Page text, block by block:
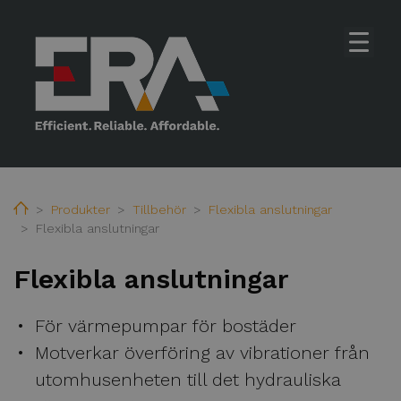
HomeProdukter Tillbehör
Flexibla anslutningar
Flexibla anslutningar
Flexibla anslutningar
För värmepumpar för bostäder
Motverkar överföring av vibrationer från
utomhusenheten till det hydrauliska
Hem
Produkter
Värmepumpar